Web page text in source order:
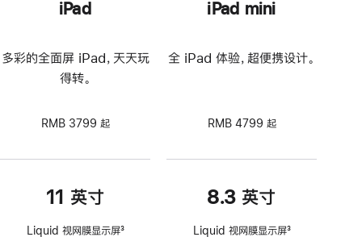
iPad
多彩的全面屏 iPad，天天玩
得转。
RMB 3799 起
11 英寸
Liquid 视网膜显示屏3
iPad mini
全 iPad 体验，超便携设计。
RMB 4799 起
8.3 英寸
Liquid 视网膜显示屏3